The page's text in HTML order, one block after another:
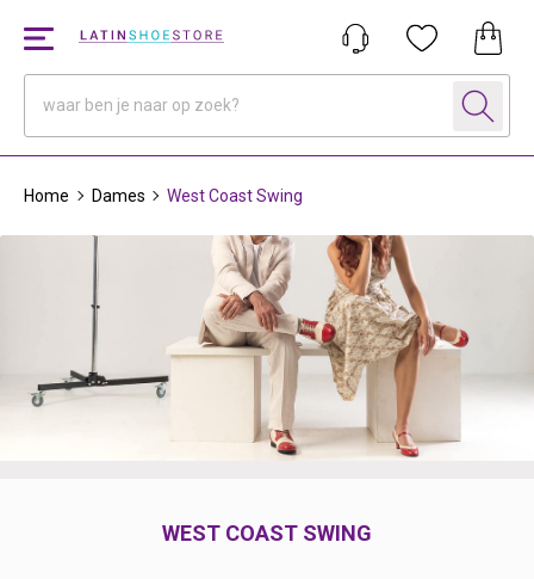
Home Dames West Coast Swing
WEST COAST SWING